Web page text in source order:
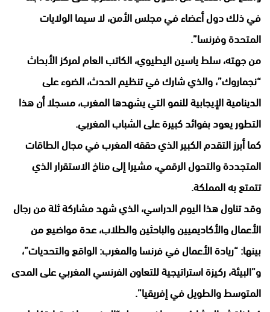
في ذلك دول أعضاء في مجلس الأمن، لا سيما الولايات
المتحدة وفرنسا”.
من جهته، سلط ياسين اليطيوي، الكاتب العام لمركز الأبحاث
“نجماروك”، والذي شارك في تنظيم الحدث، الضوء على
الدينامية الإيجابية للنمو التي يشهدها المغرب، مسجلا أن هذا
التطور يعود بفوائد كبيرة على الشباب المغربي.
كما أبرز التقدم الكبير الذي حققه المغرب في مجال الطاقات
المتجددة والتحول الرقمي، مشيرا إلى مناخ الاستقرار الذي
تتمتع به المملكة.
وقد تناول هذا اليوم الدراسي، الذي شهد مشاركة ثلة من رجال
الأعمال والأكاديميين والباحثين والطلاب، عدة مواضيع من
بينها: “ريادة الأعمال في فرنسا والمغرب: الواقع والتحديات”،
و”البيئة، ركيزة استراتيجية للتعاون الفرنسي المغربي على المدى
المتوسط والطويل في إفريقيا”.